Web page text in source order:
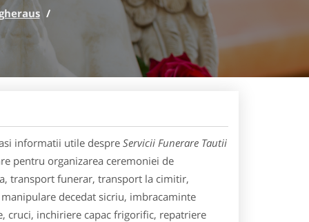
/
informatii utile despre Servicii Funerare Tautii
pentru organizarea ceremoniei de
transport funerar, transport la cimitir,
decedat sicriu, imbracaminte
cruci, inchiriere capac frigorific, repatriere